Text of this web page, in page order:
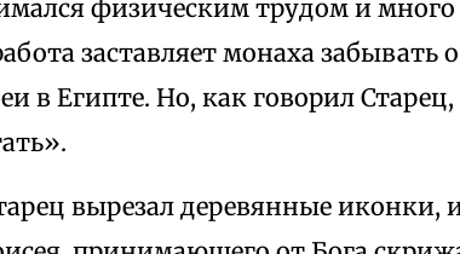
физическим трудом и
заставляет монаха забывать
в Египте. Но, как говорил
вырезал деревянные иконки,